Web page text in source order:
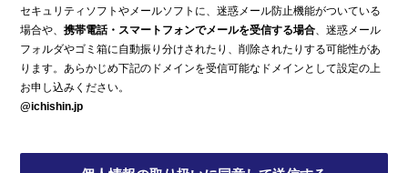
セキュリティソフトやメールソフトに、迷惑メール防止機能がついている
場合や、 携帯電話・スマートフォンでメールを受信する場合、迷惑メール
フォルダやゴミ箱に自動振り分けされたり、削除されたりする可能性があ
ります。あらかじめ下記のドメインを受信可能なドメインとして設定の上
お申し込みください。
@ichishin.jp